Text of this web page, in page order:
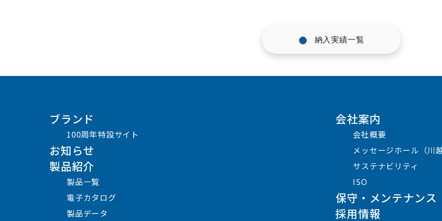
納入実績一覧
ブランド
100周年特設サイト
お知らせ
製品紹介
製品一覧
電子カタログ
製品データ
会社案内
会社概要
メッセージホール（川
サステナビリティ
ISO
保守・メンテナンス
採用情報